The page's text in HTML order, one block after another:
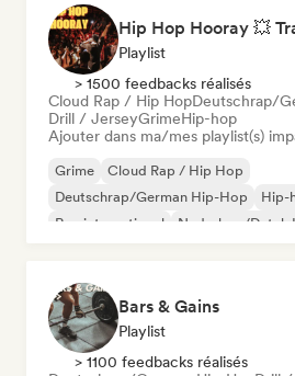
Playlist
> 1500 feedbacks réalisés
Cloud Rap / Hip HopDeutschrap/
Drill / JerseyGrimeHip-hop
Ajouter dans ma/mes playlist(s)
Grime
Cloud Rap / Hip Hop
Deutschrap/German Hip-Hop
Hip-
Rap international
Nederhop/Dutch
Bars & Gains
Playlist
> 1100 feedbacks réalisés